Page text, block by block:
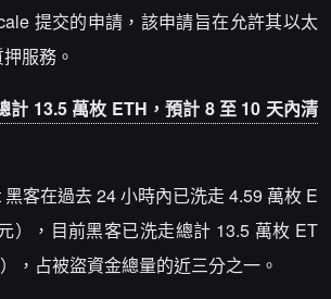
提交的申請，該申請旨在允許其以太
服務。
計 13.5 萬枚 ETH，預計 8 至 10 天內清
客在過去 24 小時內已洗走 4.59 萬枚 E
），目前黑客已洗走總計 13.5 萬枚 ET
，占被盜資金總量的近三分之一。